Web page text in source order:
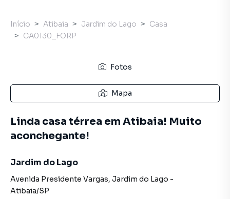
Início Atibaia Jardim do Lago
Casa
CA0130_FORP
Fotos
Mapa
Linda casa térrea em Atibaia! Muito
aconchegante!
Jardim do Lago
Avenida Presidente Vargas, Jardim do Lago -
Atibaia/SP